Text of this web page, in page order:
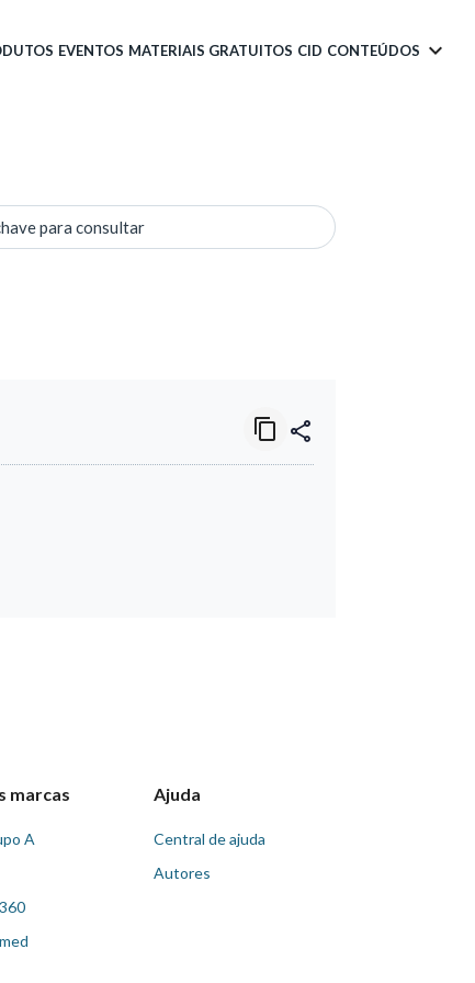
EVENTOS MATERIAIS GRATUITOS CID CONTEÚDOS
para consultar
marcas
A
Ajuda
Central de ajuda
Autores